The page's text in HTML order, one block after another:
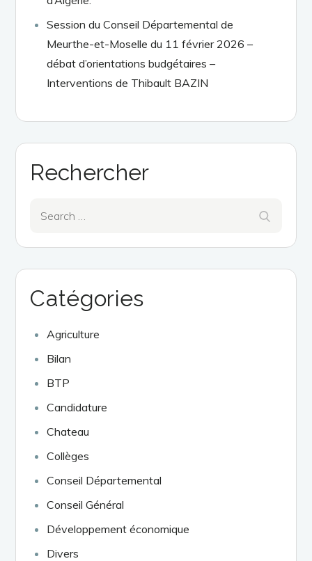
Session du Conseil Départemental de
Meurthe-et-Moselle du 11 février 2026 –
débat d’orientations budgétaires –
Interventions de Thibault BAZIN
Rechercher
Catégories
Agriculture
Bilan
BTP
Candidature
Chateau
Collèges
Conseil Départemental
Conseil Général
Développement économique
Divers